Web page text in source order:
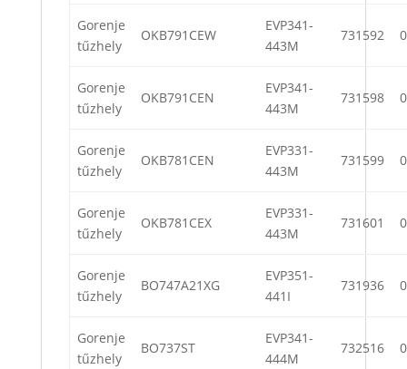
Gorenje
tűzhely
OKB791CEW
EVP341-
443M
731592
Gorenje
tűzhely
OKB791CEN
EVP341-
443M
731598
Gorenje
tűzhely
OKB781CEN
EVP331-
443M
731599
Gorenje
tűzhely
OKB781CEX
EVP331-
443M
731601
Gorenje
tűzhely
BO747A21XG
EVP351-
441I
731936
Gorenje
tűzhely
BO737ST
EVP341-
444M
732516